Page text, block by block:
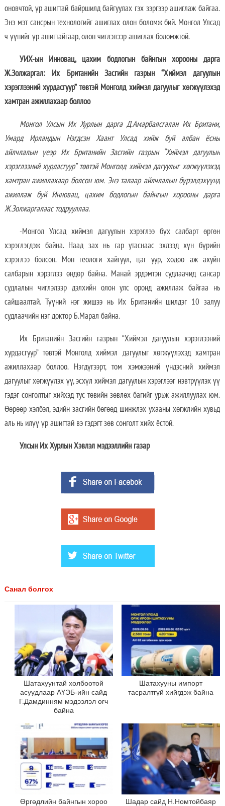
оновчтой, үр ашигтай байршилд байгуулах гэх зэргээр ашиглаж байгаа.
Энэ мэт сансрын технологийг ашиглах олон боломж бий. Монгол Улсад
ч үүнийг үр ашигтайгаар, олон чиглэлээр ашиглах боломжтой.
УИХ-ын Инновац, цахим бодлогын байнгын хорооны дарга
Ж.Золжаргал: Их Британийн Засгийн газрын “Хиймэл дагуулын
хэрэглээний хурдасгуур” төвтэй Монголд хиймэл дагуулыг хөгжүүлэхэд
хамтран ажиллахаар боллоо
Монгол Улсын Их Хурлын дарга Д.Амарбаясгалан Их Британи,
Умард Ирландын Нэгдсэн Хаант Улсад хийж буй албан ёсны
айлчлалын үеэр Их Британийн Засгийн газрын “Хиймэл дагуулын
хэрэглээний хурдасгуур” төвтэй Монголд хиймэл дагуулыг хөгжүүлэхэд
хамтран ажиллахаар болсон юм. Энэ талаар айлчлалын бүрэлдэхүүнд
ажиллаж буй Инновац, цахим бодлогын байнгын хорооны дарга
Ж.Золжаргалаас тодрууллаа.
-Монгол Улсад хиймэл дагуулын хэрэглээ бүх салбарт өргөн
хэрэглэгдэж байна. Наад зах нь гар утаснаас эхлээд хүн бүрийн
хэрэглээ болсон. Мөн геологи хайгуул, цаг уур, хөдөө аж ахуйн
салбарын хэрэглээ өндөр байна. Манай эрдэмтэн судлаачид сансар
судлалын чиглэлээр дэлхийн олон улс оронд ажиллаж байгаа нь
сайшаалтай. Түүний нэг жишээ нь Их Британийн шилдэг 10 залуу
судлаачийн нэг доктор Б.Марал байна.
Их Британийн Засгийн газрын “Хиймэл дагуулын хэрэглээний
хурдасгуур” төвтэй Монголд хиймэл дагуулыг хөгжүүлэхэд хамтран
ажиллахаар боллоо. Нэгдүгээрт, том хэмжээний үндэсний хиймэл
дагуулыг хөгжүүлэх үү, эсхүл хиймэл дагуулын хэрэглээг нэвтрүүлэх үү
гэдэг сонголтыг хийхэд тус төвийн зөвлөх багийг урьж ажиллуулах юм.
Өөрөөр хэлбэл, эдийн засгийн бөгөөд шинжлэх ухааны хөгжлийн хувьд
аль нь илүү үр ашигтай вэ гэдэгт зөв сонголт хийх ёстой.
Улсын Их Хурлын Хэвлэл мэдээллийн газар
Санал болгох
Шатахуунтай холбоотой
асуудлаар АҮЭБ-ийн сайд
Г.Дамдинням мэдээлэл өгч
байна
Шатахууны импорт
тасралтгүй хийгдэж байна
Өргөдлийн байнгын хороо
Шадар сайд Н.Номтойбаяр